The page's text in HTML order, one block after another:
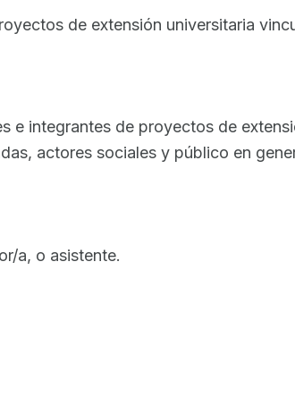
de extensión universitaria
e integrantes de proyectos de
actores sociales y público en
a, o asistente.